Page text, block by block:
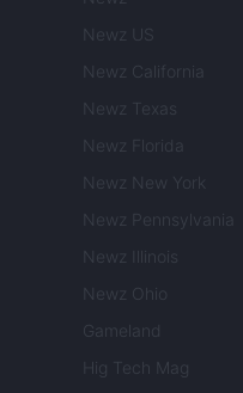
Newz US
Newz California
Newz Texas
Newz Florida
Newz New York
Newz Pennsylvania
Newz Illinois
Newz Ohio
Gameland
Hig Tech Mag